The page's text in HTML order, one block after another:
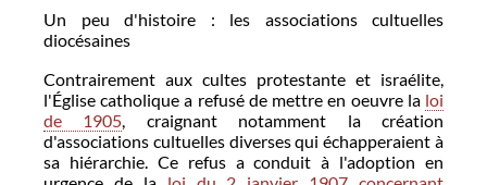
Un peu d'histoire : les associations cultuelles
diocésaines
Contrairement aux cultes protestante et israélite,
l'Église catholique a refusé de mettre en oeuvre la loi
de 1905, craignant notamment la création
d'associations cultuelles diverses qui échapperaient à
sa hiérarchie. Ce refus a conduit à l'adoption en